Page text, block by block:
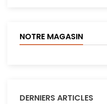
NOTRE MAGASIN
DERNIERS ARTICLES